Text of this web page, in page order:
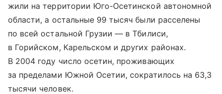
жили на территории Юго-Осетинской автономной
области, а остальные 99 тысяч были расселены
по всей остальной Грузии — в Тбилиси,
в Горийском, Карельском и других районах.
В 2004 году число осетин, проживающих
за пределами Южной Осетии, сократилось на 63,3
тысячи человек.